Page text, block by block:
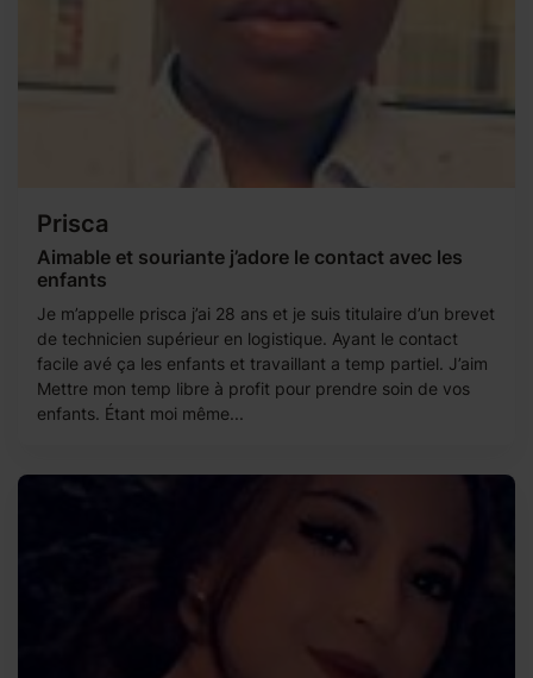
Prisca
Aimable et souriante j’adore le contact avec les
enfants
Je m’appelle prisca j’ai 28 ans et je suis titulaire d’un brevet
de technicien supérieur en logistique. Ayant le contact
facile avé ça les enfants et travaillant a temp partiel. J’aim
Mettre mon temp libre à profit pour prendre soin de vos
enfants. Étant moi même...